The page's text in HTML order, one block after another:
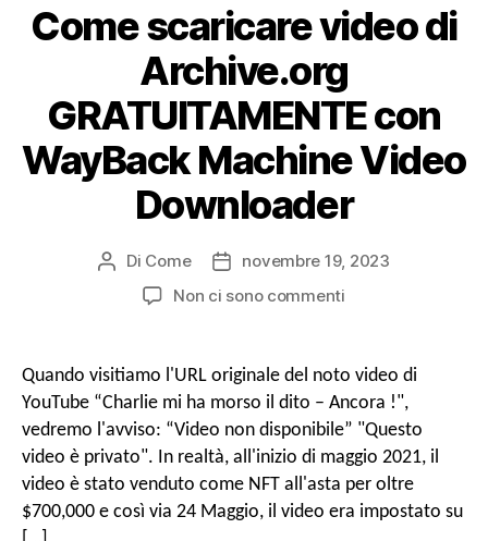
Come scaricare video di
Archive.org
GRATUITAMENTE con
WayBack Machine Video
Downloader
Post
autore
Di Come
Data
di
novembre 19, 2023
Non ci sono commentiSU
video
Archive.org
GRATUITAMENTE
con
WayBack
Machine
Quando visitiamo l'URL originale del noto video di
YouTube “Charlie mi ha morso il dito – Ancora !",
vedremo l'avviso: “Video non disponibile” "Questo
video è privato". In realtà, all'inizio di maggio 2021, il
video è stato venduto come NFT all'asta per oltre
$700,000 e così via 24 Maggio, il video era impostato su